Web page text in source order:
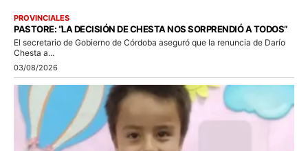
PROVINCIALES
PASTORE: “LA DECISIÓN DE CHESTA NOS SORPRENDIÓ A TODOS”
El secretario de Gobierno de Córdoba aseguró que la renuncia de Darío
Chesta a...
03/08/2026